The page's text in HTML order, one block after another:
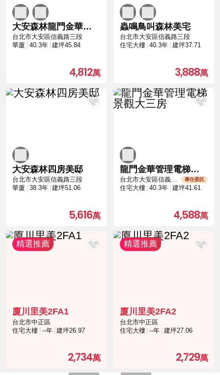
大安森林龍門金華學區大四房
台北市大安區信義路三段
華廈
40.3年 建坪45.84
4,812
蟲鳴鳥叫森林美宅
台北市大安區信義路三段
住宅大樓
40.3年 建坪37.71
3,888
大安森林四房美邸
台北市大安區信義路三段
華廈
38.3年 建坪51.06
5,616
龍門金華管理電梯景觀大三房
台北市大安區信義路三段 專任委託
住宅大樓 40.3年 建坪41.61
4,588
廈川里美2FA1
台北市中正區
住宅大樓
--年 建坪26.97
2,734
廈川里美2FA2
台北市中正區
住宅大樓
--年 建坪27.06
2,729